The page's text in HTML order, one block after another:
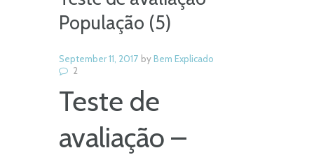
População (5)
September 11, 2017 byBem Explicado
2
Teste de
avaliação –